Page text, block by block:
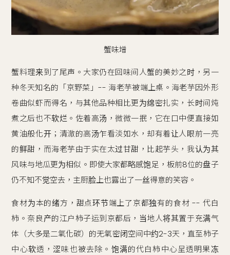
蟹味增
蟹料理来到了尾声。大家仍在回味间人蟹的美妙之时，另一
种冬天知名的「京野菜」-- 海老芋被端上桌。海老芋因外形
卷曲似虾而得名，与其他品种相比更为绵密扎实，长时间炖
煮之后也不软烂。佐着高汤，微微一抿，它在口中便直接如
黄油般化开；清澈的高汤乍看淡如水，却有着让人眼前一亮
的鲜甜，而海老芋由于实在太过甘甜，比起芋头，我认为其
风味与地瓜更为相似。即使大家都略感饱足，板前8位的盘子
仍不知不觉空去，主厨脸上也露出了一丝得意的笑容。
食材为本的绪方，甜点环节端上了京都独有的食材 -- 代白
柿。奈良产的江户柿子运到京都后，当地人将其置于充满气
体（大多是二氧化碳）的无氧密闭空间中约2-3天，直至柿子
中心软透，涩味也被去除。饱满的代白柿中心呈透明果冻